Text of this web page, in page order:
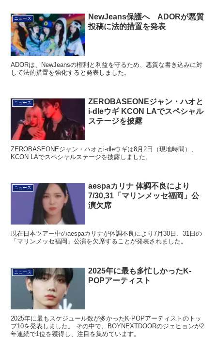
ニュース
NewJeans保護へ ADORが悪質
投稿に法的措置を発表
ADORは、NewJeansの権利と利益を守るため、悪質な書き込みに対
して法的措置を強化すると発表しました。
ニュース
ZEROBASEONEジャン・ハオと
i-dleウギ KCON LAでスペシャル
ステージを披露
ZEROBASEONEジャン・ハオとi-dleウギは8月2日（現地時間）、
KCON LAでスペシャルステージを披露しました。
ニュース
aespaカリナ 体調不良により
7/30,31「マリンメッセ福岡」公
演欠席
現在日本ツアー中のaespaカリナが体調不良により7月30日、31日の
「マリンメッセ福岡」公演を欠席することが発表されました。
ニュース
2025年に最も多忙しかったK-
POPアーティスト
2025年に最もスケジュール数が多かったK-POPアーティストのトッ
プ10を発表しました。 その中で、BOYNEXTDOORのジェヒョンが2
年連続で1位を獲得し、注目を集めています。